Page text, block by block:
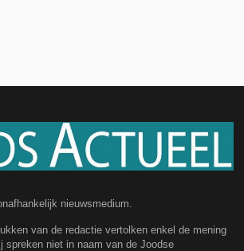
nieuwsmedium.
van de redactie vertolken enkel de mening
spreken niet in naam van de Joodse